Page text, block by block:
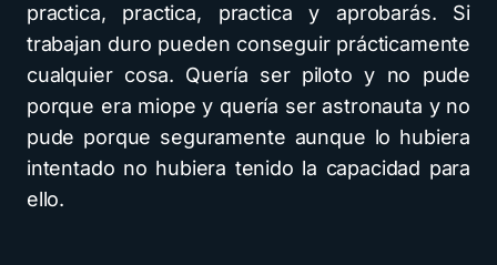
practica, practica, practica y aprobarás. Si
trabajan duro pueden conseguir prácticamente
cualquier cosa. Quería ser piloto y no pude
porque era miope y quería ser astronauta y no
pude porque seguramente aunque lo hubiera
intentado no hubiera tenido la capacidad para
ello.